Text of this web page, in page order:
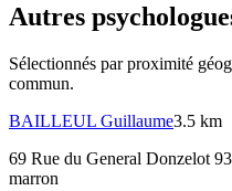
Autres
Sélectionnés par proximité
commun.
BAILLEUL Guillaume3.5 km
69 Rue du General Donzelot
marron